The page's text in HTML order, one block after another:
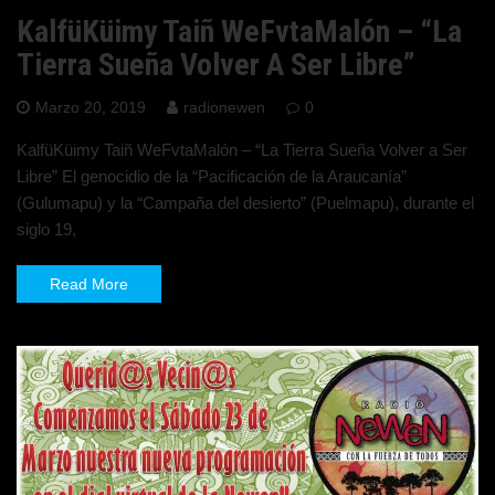
KalfüKüimy Taiñ WeFvtaMalón – “La
Tierra Sueña Volver A Ser Libre”
Marzo 20, 2019 radionewen 0
KalfüKüimy Taiñ WeFvtaMalón – “La Tierra Sueña Volver a Ser
Libre” El genocidio de la “Pacificación de la Araucanía”
(Gulumapu) y la “Campaña del desierto” (Puelmapu), durante el
siglo 19,
Read More